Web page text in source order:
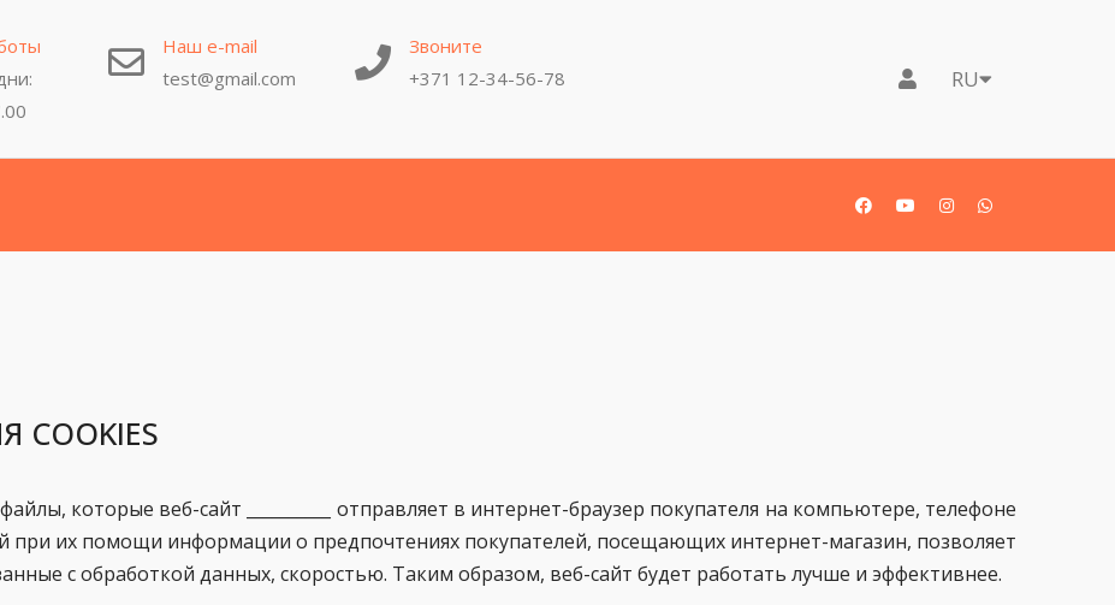
Наш e-mail
test@gmail.com
Звоните
+371 12-34-56-78
RU
которые веб-сайт __________ отправляет в интернет-браузер покупателя на компьютере, телефоне
при их помощи информации о предпочтениях покупателей, посещающих интернет-магазин, позволяет
с обработкой данных, скоростью. Таким образом, веб-сайт будет работать лучше и эффективнее.